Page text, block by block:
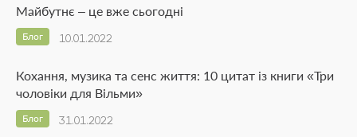
Майбутнє – це вже сьогодні
10.01.2022
Блог
Кохання, музика та сенс життя: 10 цитат із книги «Три
чоловіки для Вільми»
31.01.2022
Блог